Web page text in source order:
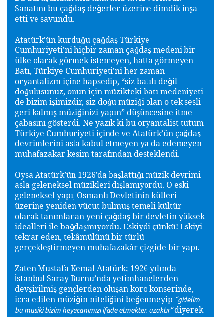
Sanatını bu çağdaş değerler üzerine dimdik inşa
etti ve savundu.
Atatürk’ün kurduğu çağdaş Türkiye
Cumhuriyeti’ni hiçbir zaman çağdaş medeni bir
ülke olarak görmek istemeyen, hatta görmeyen
Batı, Türkiye Cumhuriyeti’ni her zaman
oryantalizm içine hapsedip, “siz batılı değil
doğulusunuz, onun için müzikteki batı medeniyeti
de bizim işimizdir, siz doğu müziği olan o tek sesli
geri kalmış müziğinizi yapın” düşüncesine itme
çabasını gösterdi. Ne yazık ki bu oryantalist tutum
Türkiye Cumhuriyeti içinde ve Atatürk’ün çağdaş
devrimlerini asla kabul etmeyen ya da edemeyen
muhafazakar kesim tarafından desteklendi.
Oysa Atatürk’ün 1926’da başlattığı müzik devrimi
asla geleneksel müzikleri dışlamıyordu. O eski
geleneksel yapı, Osmanlı Devletinin külleri
üzerine yeniden vücut bulmuş temeli kültür
olarak tanımlanan yeni çağdaş bir devletin yüksek
idealleri ile bağdaşmıyordu. Eskiydi çünkü! Eskiyi
tekrar eden, tekâmülünü bir türlü
gerçekleştirmeyen muhafazakâr çizgide bir yapı.
Zaten Mustafa Kemal Atatürk; 1926 yılında
İstanbul Saray Burnu’nda yetimhanelerden
devşirilmiş gençlerden oluşan koro konserinde,
icra edilen müziğin niteliğini beğenmeyip “gidelim
bu musiki bizim heyecanımızı ifade etmekten uzaktır”diyerek